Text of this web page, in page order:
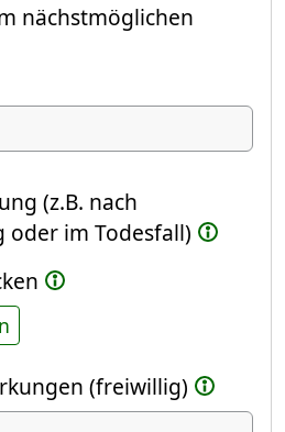
nächstmöglichen
automatisch ins
(z.B. nach
oder im Todesfall)
(freiwillig)